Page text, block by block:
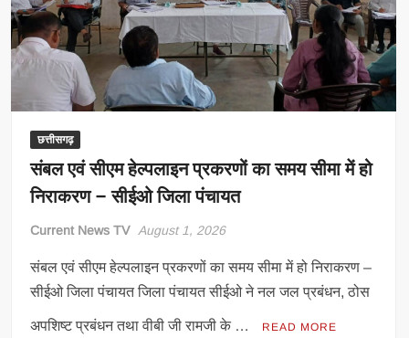
छत्तीसगढ़
संबल एवं सीएम हेल्पलाइन प्रकरणों का समय सीमा में हो
निराकरण – सीईओ जिला पंचायत
Current News TV August 1, 2026
संबल एवं सीएम हेल्पलाइन प्रकरणों का समय सीमा में हो निराकरण –
सीईओ जिला पंचायत जिला पंचायत सीईओ ने नल जल प्रबंधन, ठोस
अपशिष्ट प्रबंधन तथा वीबी जी रामजी के … READ MORE